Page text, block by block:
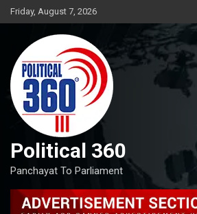
Skip
to
Friday, August 7, 2026
Political 360
Panchayat To Parliament